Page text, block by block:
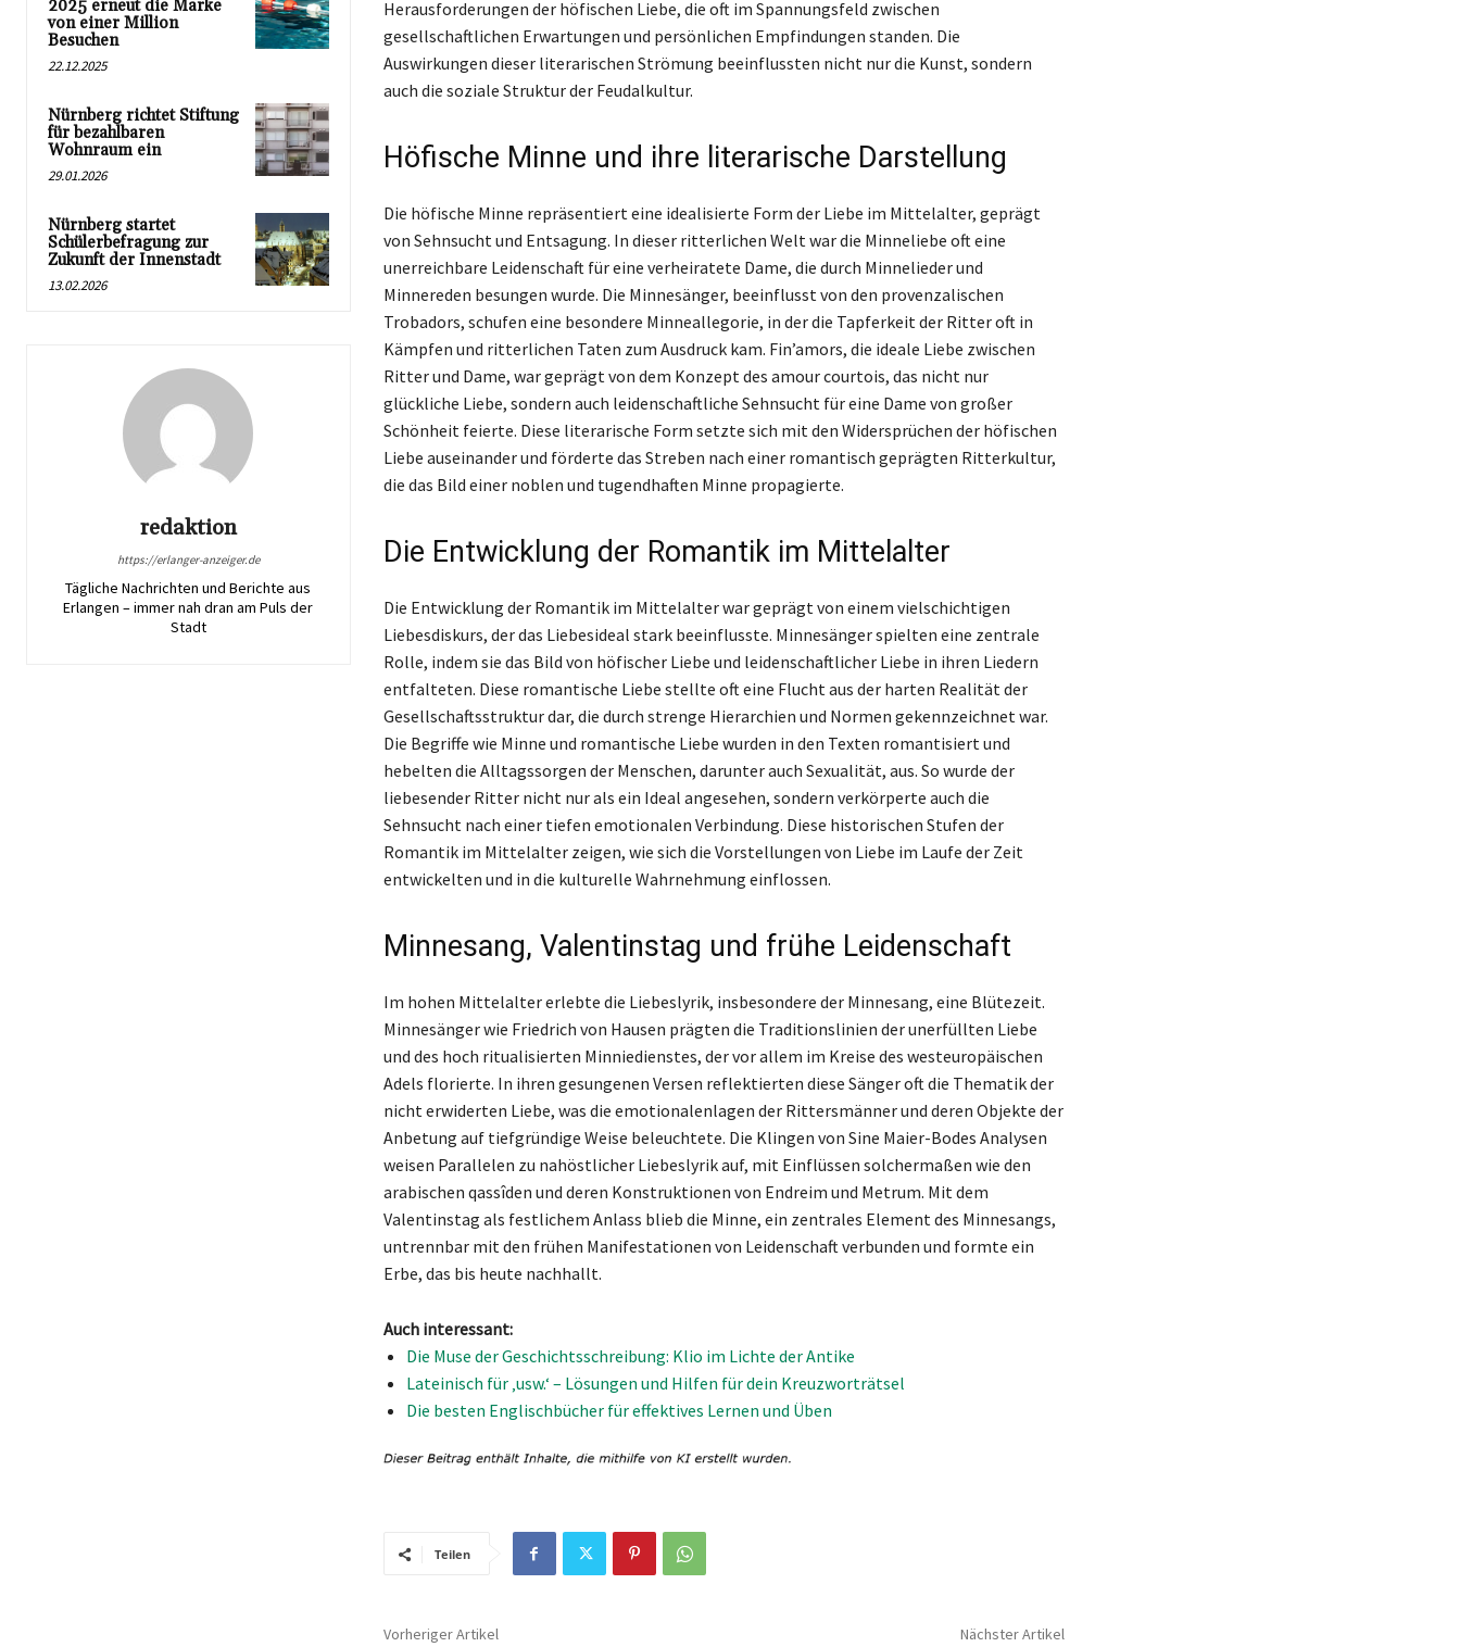
2025 erneut die Marke
von einer Million
Besuchen
22.12.2025
Nürnberg richtet Stiftung
für bezahlbaren
Wohnraum ein
29.01.2026
Nürnberg startet
Schülerbefragung zur
Zukunft der Innenstadt
13.02.2026
redaktion
https://erlanger-anzeiger.de
Tägliche Nachrichten und Berichte aus
Erlangen – immer nah dran am Puls der
Stadt
Herausforderungen der höfischen Liebe, die oft im Spannungsfeld zwischen
gesellschaftlichen Erwartungen und persönlichen Empfindungen standen. Die
Auswirkungen dieser literarischen Strömung beeinflussten nicht nur die Kunst, sondern
auch die soziale Struktur der Feudalkultur.
Höfische Minne und ihre literarische Darstellung
Die höfische Minne repräsentiert eine idealisierte Form der Liebe im Mittelalter, geprägt
von Sehnsucht und Entsagung. In dieser ritterlichen Welt war die Minneliebe oft eine
unerreichbare Leidenschaft für eine verheiratete Dame, die durch Minnelieder und
Minnereden besungen wurde. Die Minnesänger, beeinflusst von den provenzalischen
Trobadors, schufen eine besondere Minneallegorie, in der die Tapferkeit der Ritter oft in
Kämpfen und ritterlichen Taten zum Ausdruck kam. Fin’amors, die ideale Liebe zwischen
Ritter und Dame, war geprägt von dem Konzept des amour courtois, das nicht nur
glückliche Liebe, sondern auch leidenschaftliche Sehnsucht für eine Dame von großer
Schönheit feierte. Diese literarische Form setzte sich mit den Widersprüchen der höfischen
Liebe auseinander und förderte das Streben nach einer romantisch geprägten Ritterkultur,
die das Bild einer noblen und tugendhaften Minne propagierte.
Die Entwicklung der Romantik im Mittelalter
Die Entwicklung der Romantik im Mittelalter war geprägt von einem vielschichtigen
Liebesdiskurs, der das Liebesideal stark beeinflusste. Minnesänger spielten eine zentrale
Rolle, indem sie das Bild von höfischer Liebe und leidenschaftlicher Liebe in ihren Liedern
entfalteten. Diese romantische Liebe stellte oft eine Flucht aus der harten Realität der
Gesellschaftsstruktur dar, die durch strenge Hierarchien und Normen gekennzeichnet war.
Die Begriffe wie Minne und romantische Liebe wurden in den Texten romantisiert und
hebelten die Alltagssorgen der Menschen, darunter auch Sexualität, aus. So wurde der
liebesender Ritter nicht nur als ein Ideal angesehen, sondern verkörperte auch die
Sehnsucht nach einer tiefen emotionalen Verbindung. Diese historischen Stufen der
Romantik im Mittelalter zeigen, wie sich die Vorstellungen von Liebe im Laufe der Zeit
entwickelten und in die kulturelle Wahrnehmung einflossen.
Minnesang, Valentinstag und frühe Leidenschaft
Im hohen Mittelalter erlebte die Liebeslyrik, insbesondere der Minnesang, eine Blütezeit.
Minnesänger wie Friedrich von Hausen prägten die Traditionslinien der unerfüllten Liebe
und des hoch ritualisierten Minniedienstes, der vor allem im Kreise des westeuropäischen
Adels florierte. In ihren gesungenen Versen reflektierten diese Sänger oft die Thematik der
nicht erwiderten Liebe, was die emotionalenlagen der Rittersmänner und deren Objekte der
Anbetung auf tiefgründige Weise beleuchtete. Die Klingen von Sine Maier-Bodes Analysen
weisen Parallelen zu nahöstlicher Liebeslyrik auf, mit Einflüssen solchermaßen wie den
arabischen qassîden und deren Konstruktionen von Endreim und Metrum. Mit dem
Valentinstag als festlichem Anlass blieb die Minne, ein zentrales Element des Minnesangs,
untrennbar mit den frühen Manifestationen von Leidenschaft verbunden und formte ein
Erbe, das bis heute nachhallt.
Auch interessant:
Die Muse der Geschichtsschreibung: Klio im Lichte der Antike
Lateinisch für ‚usw.‘ – Lösungen und Hilfen für dein Kreuzworträtsel
Die besten Englischbücher für effektives Lernen und Üben
Teilen
Vorheriger Artikel Nächster Artikel